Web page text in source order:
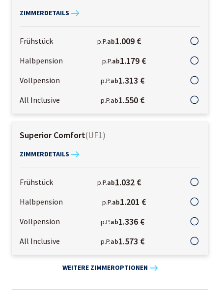
ZIMMERDETAILS
Frühstück p.P.ab1.009 €
Halbpension p.P.ab1.179 €
Vollpension p.P.ab1.313 €
All Inclusive p.P.ab1.550 €
Superior Comfort(UF1)
ZIMMERDETAILS
Frühstück p.P.ab1.032 €
Halbpension p.P.ab1.201 €
Vollpension p.P.ab1.336 €
All Inclusive p.P.ab1.573 €
WEITERE ZIMMEROPTIONEN